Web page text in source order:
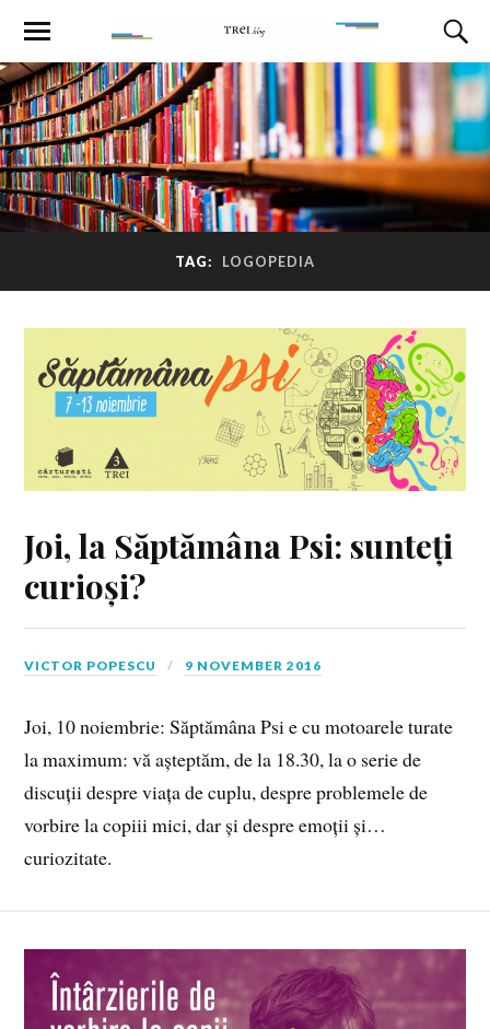
TAG: LOGOPEDIA
Joi, la Săptămâna Psi: sunteți
curioși?
VICTOR POPESCU 9 NOVEMBER 2016
Joi, 10 noiembrie: Săptămâna Psi e cu motoarele turate
la maximum: vă așteptăm, de la 18.30, la o serie de
discuții despre viața de cuplu, despre problemele de
vorbire la copiii mici, dar și despre emoții și…
curiozitate.